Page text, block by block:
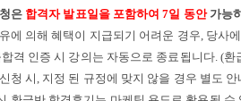
은 합격자 발표일을 포함하여7일 동안가능
에 의해 혜택이 지급되기 어려운 경우, 당사
합격 인증 시 강의는 자동으로 종료됩니다. (환
청 시, 지정 된 규정에 맞지 않을 경우 별도